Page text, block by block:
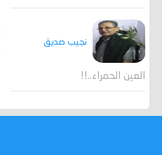
نجيب صديق
العين الحمراء..!!